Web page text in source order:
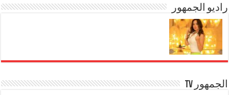
b
o
o
k
A
p
p
n
a
راديو الجمهور
الجمهور TV